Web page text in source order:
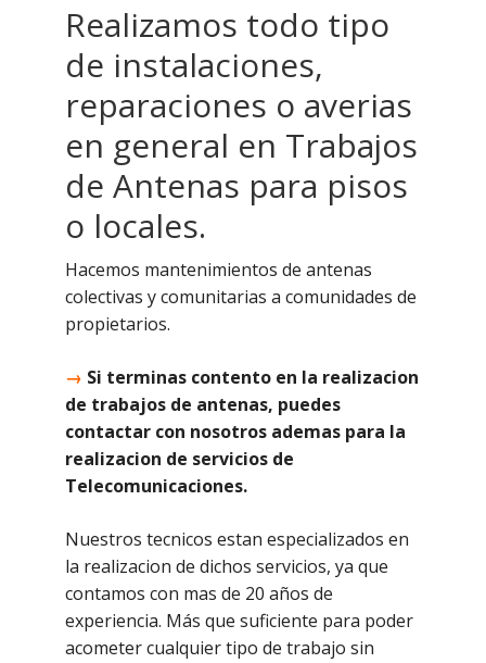
Realizamos todo tipo
de instalaciones,
reparaciones o averias
en general en Trabajos
de Antenas para pisos
o locales.
Hacemos mantenimientos de antenas
colectivas y comunitarias a comunidades de
propietarios.
→ Si terminas contento en la realizacion
de trabajos de antenas, puedes
contactar con nosotros ademas para la
realizacion de servicios de
Telecomunicaciones.
Nuestros tecnicos estan especializados en
la realizacion de dichos servicios, ya que
contamos con mas de 20 años de
experiencia. Más que suficiente para poder
acometer cualquier tipo de trabajo sin